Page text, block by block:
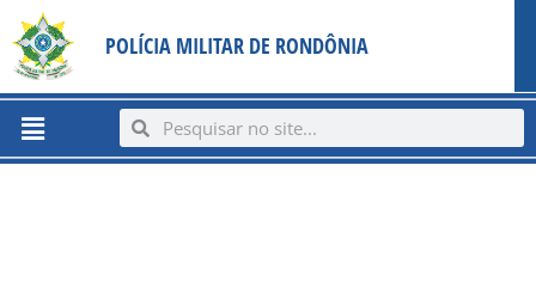
content
para
conteúdo
POLÍCIA MILITAR DE RONDÔNIA
Menu SearchSearch